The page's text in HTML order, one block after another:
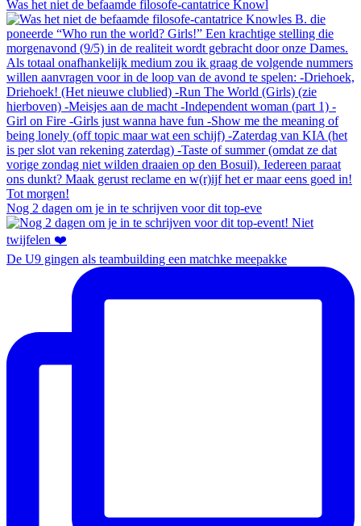
Was het niet de befaamde filosofe-cantatrice Knowl
Nog 2 dagen om je in te schrijven voor dit top-eve
De U9 gingen als teambuilding een matchke meepakke